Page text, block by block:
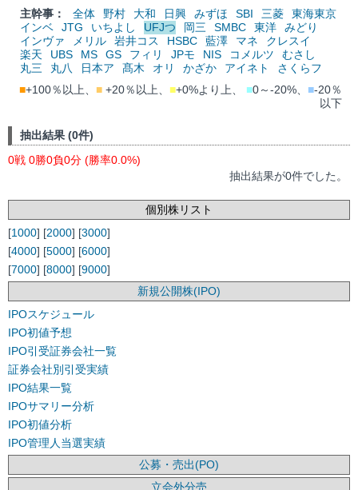
主幹事：
全体 野村 大和 日興 みずほ SBI 三菱
東海東京
インベ
JTG いちよし UFJつ 岡三 SMBC 東洋
みどり
インヴァ
メリル 岩井コス HSBC 藍澤 マネ
クレスイ
楽天
UBS MS GS フィリ JPモ NIS コメルツ
むさし
丸三
丸八 日本ア 髙木 オリ かざか アイネト
さくらフ
■+100％以上、 ■ +20％以上、 ■+0%より上、 ■0～-20%、 ■-20％
以下
抽出結果 (0件)
0戦 0勝0負0分 (勝率0.0%)
抽出結果が0件でした。
個別株リスト
[1000] [2000] [3000]
[4000] [5000] [6000]
[7000] [8000] [9000]
新規公開株(IPO)
IPOスケジュール
IPO初値予想
IPO引受証券会社一覧
証券会社別引受実績
IPO結果一覧
IPOサマリー分析
IPO初値分析
IPO管理人当選実績
公募・売出(PO)
立会外分売